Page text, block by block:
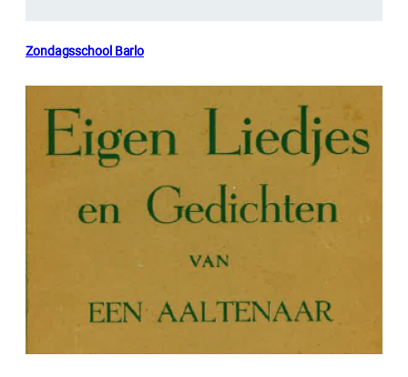
Zondagsschool Barlo